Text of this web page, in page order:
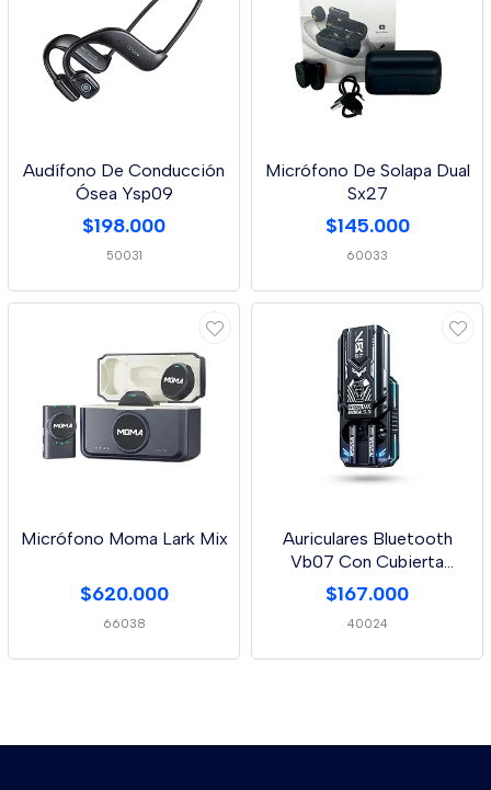
Audífono De Conducción
Ósea Ysp09
$198.000
50031
Micrófono De Solapa Dual
Sx27
$145.000
60033
Micrófono Moma Lark Mix
$620.000
66038
Auriculares Bluetooth
Vb07 Con Cubierta
Deslizante
$167.000
40024